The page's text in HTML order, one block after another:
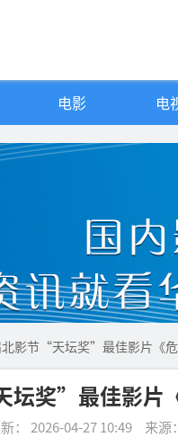
电影 电
影节“天坛奖”最佳影片《
奖”最佳影片
： 2026-04-27 10:49 来源